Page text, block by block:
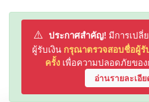
⚠️ ประกาศสำคัญ! มีการเป
ผู้รับเงิน กรุณาตรวจสอบชื่อผู้รั
ครั้งเพื่อความปลอดภัยของ
อ่านรายละเอีย